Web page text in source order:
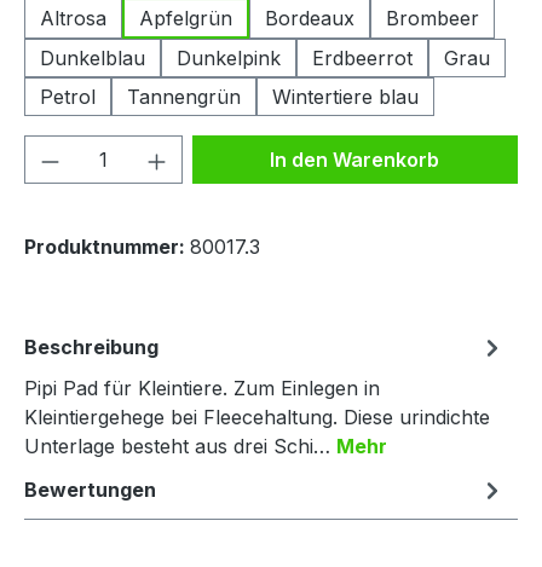
Altrosa
Apfelgrün Bordeaux
Brombeer
Dunkelblau
Dunkelpink Erdbeerrot
Grau
Petrol
Tannengrün Wintertiere blau
Produkt Anzahl: Gib denIn den Warenkorb
Produktnummer: 80017.3
Beschreibung
Pipi Pad für Kleintiere. Zum Einlegen in
Kleintiergehege bei Fleecehaltung. Diese urindichte
Unterlage besteht aus drei Schi… Mehr
Bewertungen